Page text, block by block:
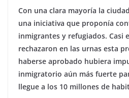
Con una clara mayoría la
una iniciativa que proponía
inmigrantes y refugiados. Casi
rechazaron en las urnas esta
haberse aprobado hubiera
inmigratorio aún más fuerte
llegue a los 10 millones de